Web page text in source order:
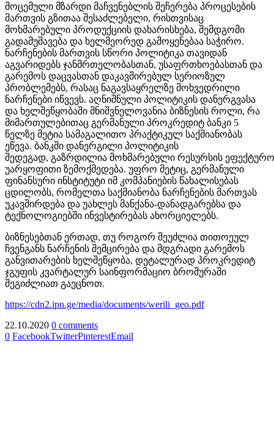
მოცემული მზარდი მაჩვენებლის შეჩერება პროცესების
მართვის გზითაა შესაძლებელი, რისთვისაც
მოხმარებული პროდუქციის დახარისხება, შემდგომი
გადამუშავება და ხელმეორედ გამოყენებაა საჭირო.
ნარჩენების მართვის სწორი პოლიტიკა თავიდან
აგვარიდებს ჯანმრთელობასთან, უსაფრთხოებასთან და
გარემოს დაცვასთან დაკავშირებულ სერიოზულ
პრობლემებს, რასაც ნაგავსაყრელზე მოხვედრილი
ნარჩენები იწვევს. აღნიშნული პოლიტიკის დანერგვასა
და ხელშეწყობაში მნიშვნელოვანია ბიზნესის როლი, რა
მიმართულებითაც გერმანული პროკრედიტ ბანკი 5
წელზე მეტია სამაგალითო პრაქტიკულ საქმიანობას
ეწევა. ბანკში დანერგილი პოლიტიკის
შედეგად, გაზრდილია მოხმარებული რესურსის
უარყოფითი ზემოქმედება. უფრო მეტიც, გერმანული
ფინანსური ინსტიტუტი იმ კომპანიების წახალისებას
ცდილობს, რომელთა საქმიანობა ნარჩენების მართვას
უკავშირდება და უახლეს მანქანა-დანადგარებსა და
ტექნოლოგიებში ინვესტირებას ახორციელებს.
ბიზნესებთან ერთად, თუ როგორ შეუძლია თითოეულ
ჩვენგანს ნარჩენის შემცირება და მდგრადი გარემოს
განვითარების ხელშეწყობა, დეტალურად პროკრედიტ
ჯგუფის კვარტალურ საინფორმაციო ბროშურაში
შეგიძლიათ გაეცნოთ.
https://cdn2.ipn.ge/media/documents/werili_geo.pdf
22.10.2020 0 comments
0 FacebookTwitterPinterestEmail